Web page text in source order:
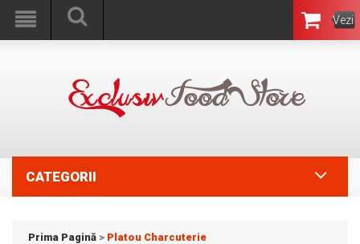
Vezi
Coşul
CATEGORII
Prima Pagină > Platou Charcuterie